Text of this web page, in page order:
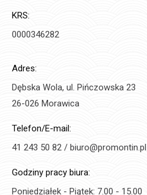
KRS:
0000346282
Adres:
Dębska Wola, ul. Pińczowska 23
26-026 Morawica
Telefon/E-mail:
41 243 50 82 / biuro@promontin.pl
Godziny pracy biura:
Poniedziałek - Piątek: 7.00 - 15.00